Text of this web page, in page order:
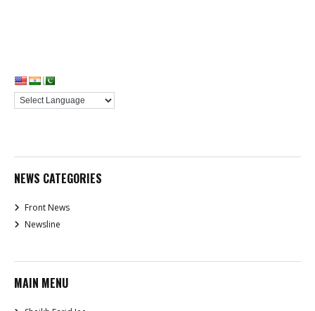
NEWS CATEGORIES
Front News
Newsline
MAIN MENU